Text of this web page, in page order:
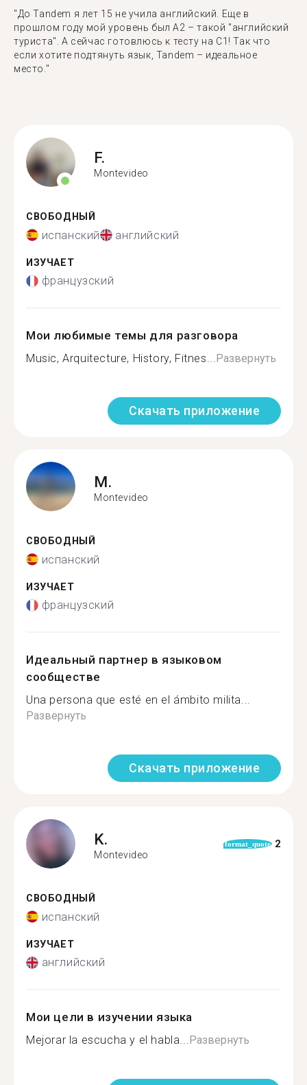
"До Tandem я лет 15 не учила английский. Еще в
прошлом году мой уровень был A2 – такой "английский
туриста". А сейчас готовлюсь к тесту на C1! Так что
если хотите подтянуть язык, Tandem – идеальное
место."
F.
Montevideo
СВОБОДНЫЙ
испанский английский
ИЗУЧАЕТ
французский
Мои любимые темы для разговора
Music, Arquitecture, History, Fitnes...Развернуть
Скачать приложение
M.
Montevideo
СВОБОДНЫЙ
испанский
ИЗУЧАЕТ
французский
Идеальный партнер в языковом
сообществе
Una persona que esté en el ámbito milita...
Развернуть
Скачать приложение
K.
Montevideo
format_quote 2
СВОБОДНЫЙ
испанский
ИЗУЧАЕТ
английский
Мои цели в изучении языка
Mejorar la escucha y el habla...Развернуть